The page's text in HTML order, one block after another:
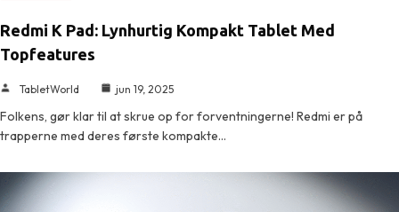
Redmi K Pad: Lynhurtig Kompakt Tablet Med
Topfeatures
TabletWorld jun 19, 2025
Folkens, gør klar til at skrue op for forventningerne! Redmi er på
trapperne med deres første kompakte…